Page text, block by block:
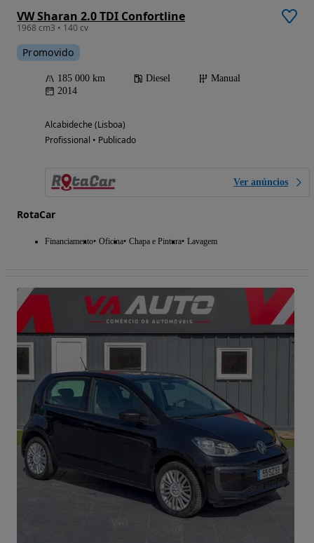
VW Sharan 2.0 TDI Confortline
1968 cm3 • 140 cv
Promovido
185 000 km Diesel
Manual
2014
Alcabideche (Lisboa)
Profissional • Publicado
Ver anúncios
RotaCar
Financiamento Oficina Chapa e Pintura Lavagem